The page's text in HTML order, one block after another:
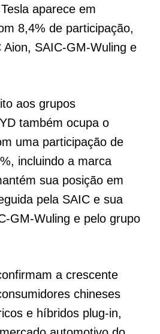
aparece em
8,4% de participação,
Aion, SAIC-GM-Wuling e
aos grupos
também ocupa o
uma participação de
incluindo a marca
sua posição em
pela SAIC e sua
GM-Wuling e pelo grupo
a crescente
chineses
e híbridos plug-in,